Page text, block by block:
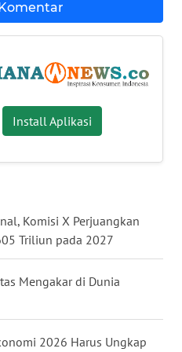
Install Aplikasi
Komisi X Perjuangkan
Triliun pada 2027
Mengakar di Dunia
2026 Harus Ungkap